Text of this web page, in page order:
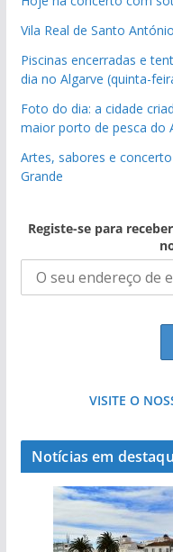
Vila Real de Santo
Piscinas encerradas e
dia no Algarve (quinta-
Foto do dia: a cidade
maior porto de pesca do
Artes, sabores e
Grande
Registe-se para
VISITE O
Notícias em